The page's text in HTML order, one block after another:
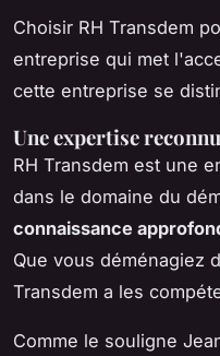
Choisir RH Transdem
entreprise qui met
cette entreprise se
Une expertise
RH Transdem est une
dans le domaine du
connaissance
Que vous déménagiez
Transdem a les
Comme le souligne